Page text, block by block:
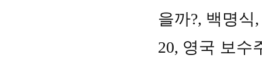
을까?, 백명식
20, 영국 보수